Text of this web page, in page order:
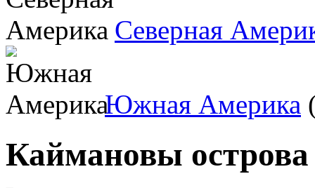
Северная
Южная Америка
Каймановы острова